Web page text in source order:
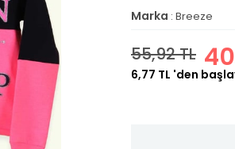
Marka : Breeze
55,92 TL
6,77 TL 'den